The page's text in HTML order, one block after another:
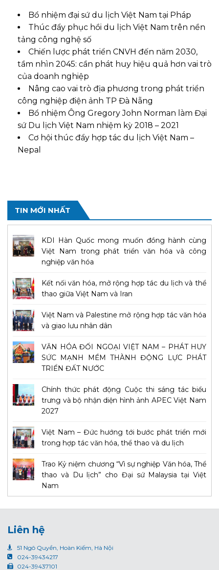
Bổ nhiệm đại sứ du lịch Việt Nam tại Pháp
Thúc đẩy phục hồi du lịch Việt Nam trên nền
tảng công nghệ số
Chiến lược phát triển CNVH đến năm 2030,
tầm nhìn 2045: cần phát huy hiệu quả hơn vai trò
của doanh nghiệp
Nâng cao vai trò địa phương trong phát triển
công nghiệp điện ảnh TP Đà Nẵng
Bổ nhiệm Ông Gregory John Norman làm Đại
sứ Du lịch Việt Nam nhiệm kỳ 2018 – 2021
Cơ hội thúc đẩy hợp tác du lịch Việt Nam –
Nepal
TIN MỚI NHẤT
KDI Hàn Quốc mong muốn đồng hành cùng
Việt Nam trong phát triển văn hóa và công
nghiệp văn hóa
Kết nối văn hóa, mở rộng hợp tác du lịch và thể
thao giữa Việt Nam và Iran
Việt Nam và Palestine mở rộng hợp tác văn hóa
và giao lưu nhân dân
VĂN HÓA ĐỐI NGOẠI VIỆT NAM – PHÁT HUY
SỨC MẠNH MỀM THÀNH ĐỘNG LỰC PHÁT
TRIỂN ĐẤT NƯỚC
Chính thức phát động Cuộc thi sáng tác biểu
trưng và bộ nhận diện hình ảnh APEC Việt Nam
2027
Việt Nam – Đức hướng tới bước phát triển mới
trong hợp tác văn hóa, thể thao và du lịch
Trao Kỷ niệm chương “Vì sự nghiệp Văn hóa, Thể
thao và Du lịch” cho Đại sứ Malaysia tại Việt
Nam
Liên hệ
51 Ngô Quyền, Hoàn Kiếm, Hà Nội
024-39434217
024-39437101